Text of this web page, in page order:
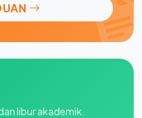
libur akademik.